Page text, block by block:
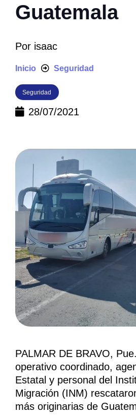
Guatemala
Por isaac
Inicio Seguridad
Seguridad
28/07/2021
PALMAR DE BRAVO,
operativo coordinado,
Estatal y personal del
Migración (INM)
más originarias de